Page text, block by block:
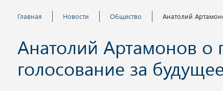
Главная Новости Общество Анатолий
Анатолий Артамонов о
голосование за